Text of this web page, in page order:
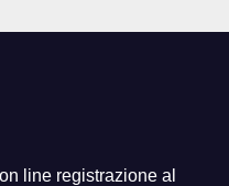
line registrazione al